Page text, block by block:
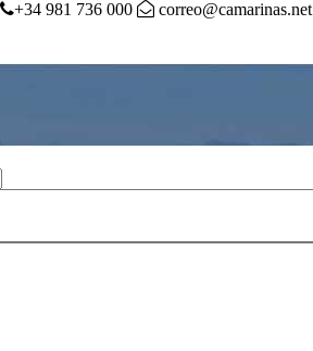
+34 981 736 000
correo@camarinas.net